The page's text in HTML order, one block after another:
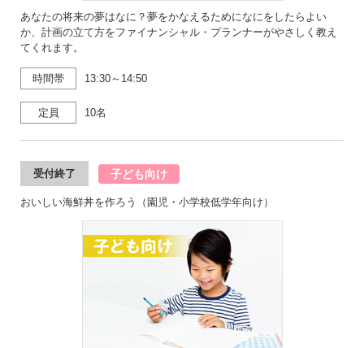
あなたの将来の夢はなに？夢をかなえるためになにをしたらよい
か、計画の立て方をファイナンシャル・プランナーがやさしく教え
てくれます。
時間帯 13:30～14:50
定員 10名
受付終了 子ども向け
おいしい海鮮丼を作ろう（園児・小学校低学年向け）